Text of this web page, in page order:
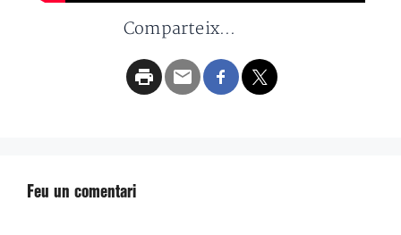
Comparteix...
Feu un comentari